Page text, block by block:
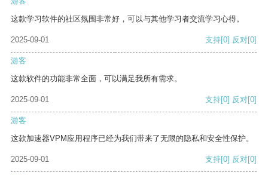
这款学习软件的社区氛围非常好，可以与其他学习者交流学习心得。
2025-09-01 支持[0] 反对[0]
游客
这款软件的功能非常全面，可以满足我所有需求。
2025-09-01 支持[0] 反对[0]
游客
这款加速器VPM应用程序已经为我们带来了无限的隐私和安全性保护。
2025-09-01 支持[0] 反对[0]